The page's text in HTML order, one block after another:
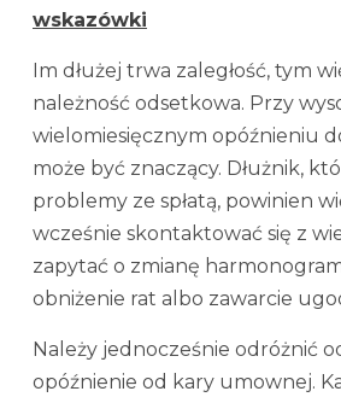
wskazówki
Im dłużej trwa zaległość, tym
należność odsetkowa. Przy
wielomiesięcznym opóźnieniu
może być znaczący. Dłużnik,
problemy ze spłatą, powinien
wcześnie skontaktować się z
zapytać o zmianę
obniżenie rat albo zawarcie
Należy jednocześnie odróżnić
opóźnienie od kary umownej.